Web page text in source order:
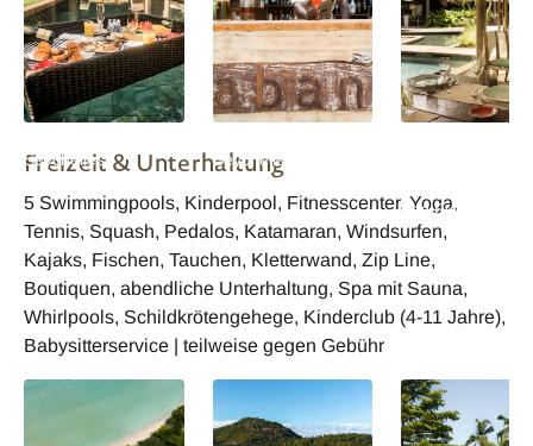
Seychelles -
Seychelles - Kabana
und Eva
Freizeit & Unterhaltung
5 Swimmingpools, Kinderpool, Fitnesscenter, Yoga,
Tennis, Squash, Pedalos, Katamaran, Windsurfen,
Kajaks, Fischen, Tauchen, Kletterwand, Zip Line,
Boutiquen, abendliche Unterhaltung, Spa mit Sauna,
Whirlpools, Schildkrötengehege, Kinderclub (4-11 Jahre),
Babysitterservice | teilweise gegen Gebühr